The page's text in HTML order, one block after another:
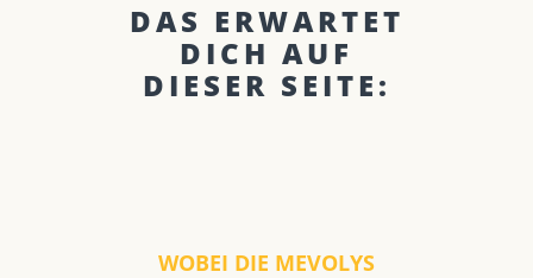
DAS ERWARTET
DICH AUF
DIESER SEITE:
WOBEI DIE MEVOLYS